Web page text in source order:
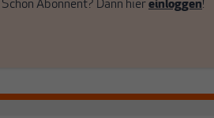
Schon Abonnent? Dann hiereinloggen!